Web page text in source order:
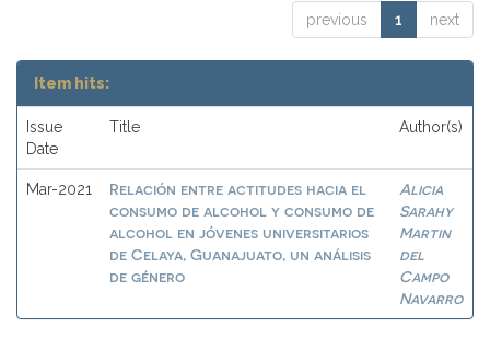
previous 1 next
Item hits:
Issue
Date
Title Author(s)
Mar-2021
Relación entre actitudes hacia el
consumo de alcohol y consumo de
alcohol en jóvenes universitarios
de Celaya, Guanajuato, un análisis
de género
Alicia
Sarahy
Martin
del
Campo
Navarro